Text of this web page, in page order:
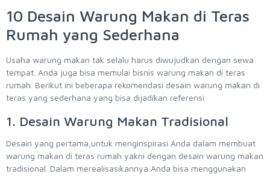
10 Desain Warung Makan di Teras
Rumah yang Sederhana
Usaha warung makan tak selalu harus diwujudkan dengan sewa
tempat. Anda juga bisa memulai bisnis warung makan di teras
rumah. Berikut ini beberapa rekomendasi desain warung makan di
teras yang sederhana yang bisa dijadikan referensi:
1. Desain Warung Makan Tradisional
Desain yang pertama,untuk menginspirasi Anda dalam membuat
warung makan di teras rumah yakni dengan desain warung makan
tradisional. Dalam merealisasikannya Anda bisa menggunakan